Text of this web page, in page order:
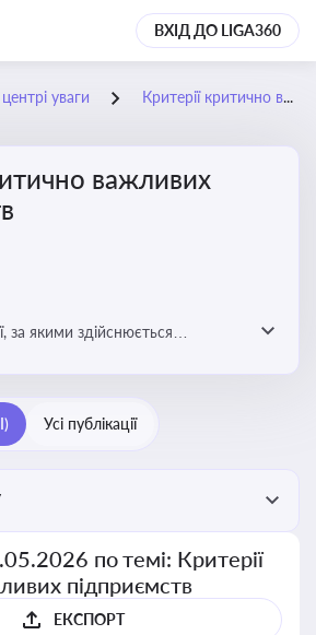
ВХІД ДО LIGA360
уваги Критерії критично важливих підприємств
важливих
за якими здійснюється
Усі публікації
по темі: Критерії
підприємств
ЕКСПОРТ